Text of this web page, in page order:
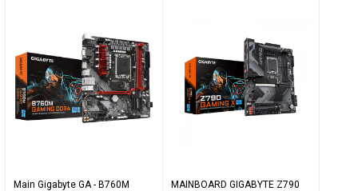
Main Gigabyte GA - B760M
MAINBOARD GIGABYTE Z790